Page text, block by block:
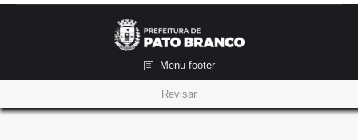
Menu footer
Revisar